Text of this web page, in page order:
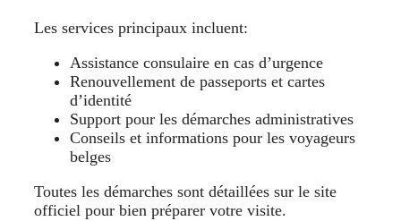
Les services principaux incluent:
Assistance consulaire en cas d’urgence
Renouvellement de passeports et cartes
d’identité
Support pour les démarches administratives
Conseils et informations pour les voyageurs
belges
Toutes les démarches sont détaillées sur le site
officiel pour bien préparer votre visite.